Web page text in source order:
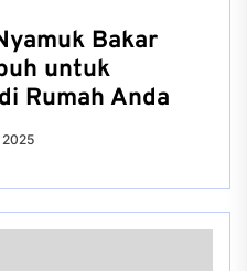
Bakar
untuk
Rumah Anda